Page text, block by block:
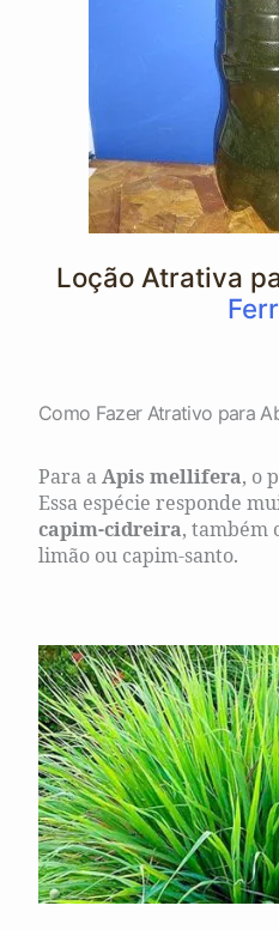
Loção Atrativa
Como Fazer Atrativo para
Para aApis mellifera, o
Essa espécie responde
capim-cidreira, também
limão ou capim-santo.